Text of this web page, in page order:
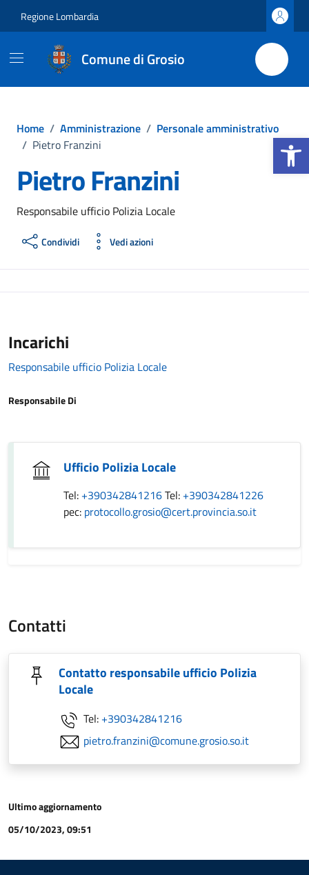
Apri la
Regione Lombardia
Comune di Grosio
Home / Amministrazione / Personale amministrativo
/ Pietro Franzini
Pietro Franzini
Responsabile ufficio Polizia Locale
Condividi Vedi azioni
Incarichi
Responsabile ufficio Polizia Locale
Responsabile Di
Ufficio Polizia Locale
Tel: +390342841216Tel: +390342841226
pec: protocollo.grosio@cert.provincia.so.it
Contatti
Contatto responsabile ufficio Polizia
Locale
Tel: +390342841216
pietro.franzini@comune.grosio.so.it
Ultimo aggiornamento
05/10/2023, 09:51